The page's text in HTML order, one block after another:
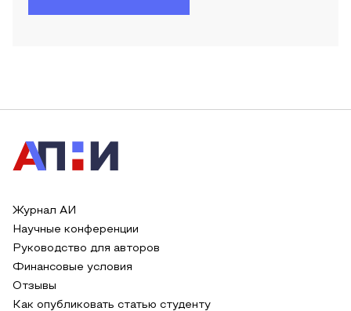
Журнал АИ
Научные конференции
Руководство для авторов
Финансовые условия
Отзывы
Как опубликовать статью студенту